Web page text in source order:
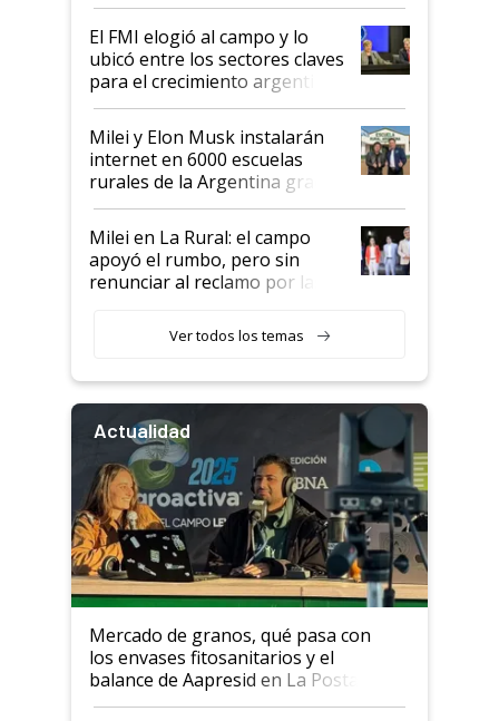
de Milei
El FMI elogió al campo y lo
ubicó entre los sectores claves
para el crecimiento argentino
Milei y Elon Musk instalarán
internet en 6000 escuelas
rurales de la Argentina gracias
a un acuerdo con Starlink
Milei en La Rural: el campo
apoyó el rumbo, pero sin
renunciar al reclamo por las
Ver todos los temas
Actualidad
Mercado de granos, qué pasa con
los envases fitosanitarios y el
balance de Aapresid en La Posta